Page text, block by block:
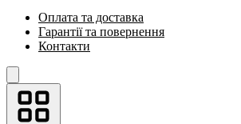
Оплата та доставка
Гарантії та повернення
Контакти